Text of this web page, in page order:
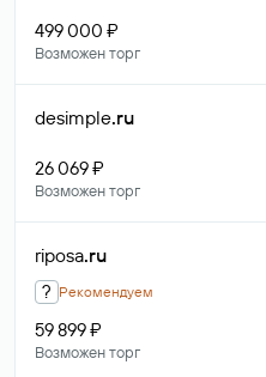
499 000 ₽
Возможен торг
desimple.ru
26 069 ₽
Возможен торг
riposa.ru
? Рекомендуем
59 899 ₽
Возможен торг